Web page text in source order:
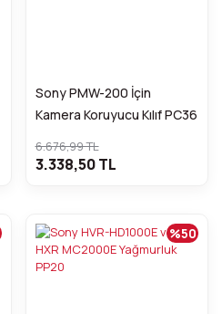
Sony PMW-200 İçin
Kamera Koruyucu Kılıf PC36
6.676,99 TL
3.338,50 TL
%50